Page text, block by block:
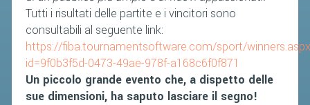
Tutti i risultati delle partite e i vincitori sono
consultabili al seguente link:
https://fiba.tournamentsoftware.com/sport/
id=9f0b3f5d-0473-49ae-978f-a168c6f0f871
Un piccolo grande evento che, a dispetto delle
sue dimensioni, ha saputo lasciare il segno!